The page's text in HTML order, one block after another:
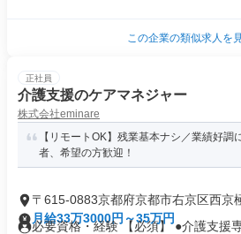
この企業の類似求人を
正社員
介護支援のケアマネジャー
株式会社eminare
【リモートOK】残業基本ナシ／業績好調
者、希望の方歓迎！
〒615-0883京都府京都市右京区西京
入町
月給33万3000円～35万円
必要資格・経験 【必須】 ●介護支援